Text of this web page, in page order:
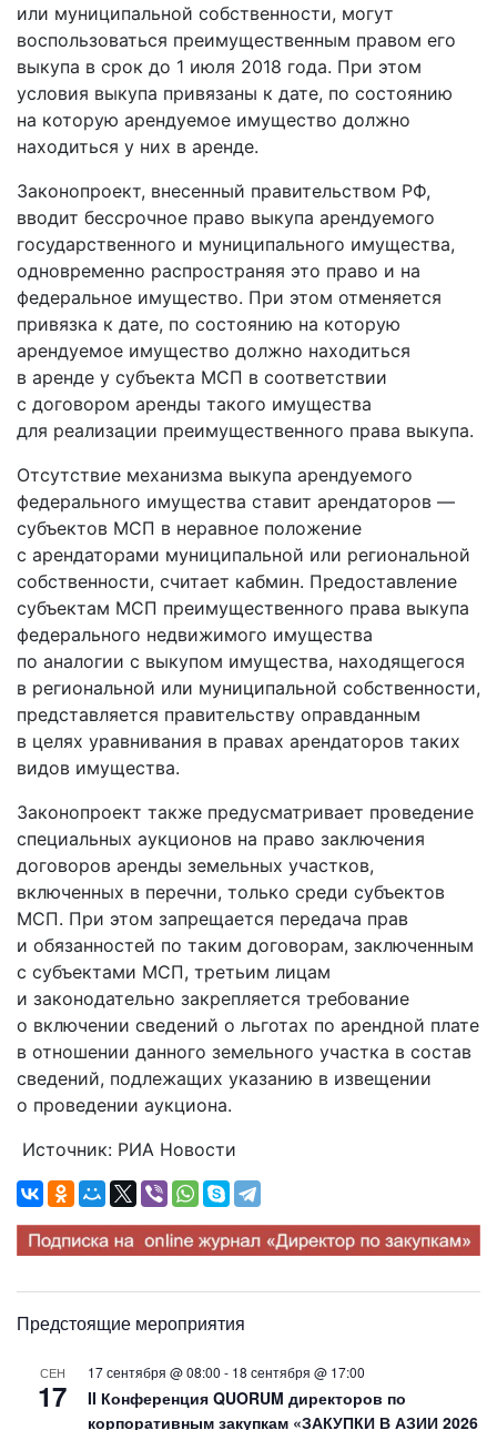
или муниципальной собственности, могут
воспользоваться преимущественным правом его
выкупа в срок до 1 июля 2018 года. При этом
условия выкупа привязаны к дате, по состоянию
на которую арендуемое имущество должно
находиться у них в аренде.
Законопроект, внесенный правительством РФ,
вводит бессрочное право выкупа арендуемого
государственного и муниципального имущества,
одновременно распространяя это право и на
федеральное имущество. При этом отменяется
привязка к дате, по состоянию на которую
арендуемое имущество должно находиться
в аренде у субъекта МСП в соответствии
с договором аренды такого имущества
для реализации преимущественного права выкупа.
Отсутствие механизма выкупа арендуемого
федерального имущества ставит арендаторов —
субъектов МСП в неравное положение
с арендаторами муниципальной или региональной
собственности, считает кабмин. Предоставление
субъектам МСП преимущественного права выкупа
федерального недвижимого имущества
по аналогии с выкупом имущества, находящегося
в региональной или муниципальной собственности,
представляется правительству оправданным
в целях уравнивания в правах арендаторов таких
видов имущества.
Законопроект также предусматривает проведение
специальных аукционов на право заключения
договоров аренды земельных участков,
включенных в перечни, только среди субъектов
МСП. При этом запрещается передача прав
и обязанностей по таким договорам, заключенным
с субъектами МСП, третьим лицам
и законодательно закрепляется требование
о включении сведений о льготах по арендной плате
в отношении данного земельного участка в состав
сведений, подлежащих указанию в извещении
о проведении аукциона.
Источник: РИА Новости
Предстоящие мероприятия
СЕН
17
17 сентября @ 08:00 - 18 сентября @ 17:00
II Конференция QUORUM директоров по
корпоративным закупкам «ЗАКУПКИ В АЗИИ 2026